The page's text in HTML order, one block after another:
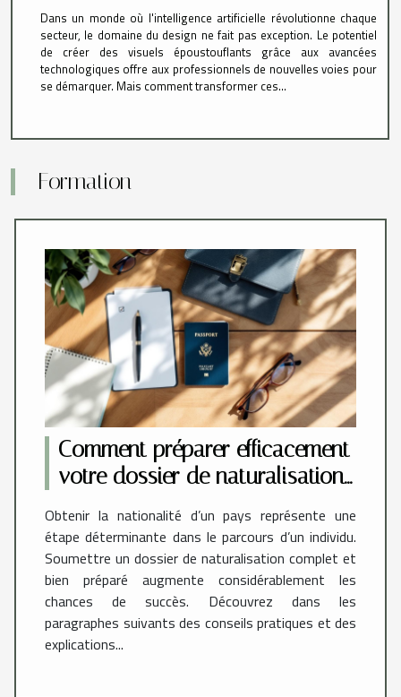
Dans un monde où l'intelligence artificielle révolutionne chaque
secteur, le domaine du design ne fait pas exception. Le potentiel
de créer des visuels époustouflants grâce aux avancées
technologiques offre aux professionnels de nouvelles voies pour
se démarquer. Mais comment transformer ces...
Formation
Comment préparer efficacement
votre dossier de naturalisation
Obtenir la nationalité d’un pays représente une
étape déterminante dans le parcours d’un individu.
Soumettre un dossier de naturalisation complet et
bien préparé augmente considérablement les
chances de succès. Découvrez dans les
paragraphes suivants des conseils pratiques et des
explications...